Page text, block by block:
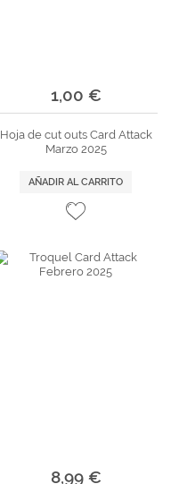
1,00 €
Hoja de cut outs Card Attack
Marzo 2025
AÑADIR AL CARRITO
8,99 €